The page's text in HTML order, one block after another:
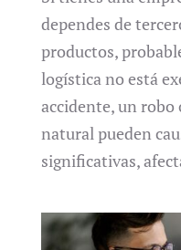
dependes de
productos,
logística no está
accidente, un robo
natural pueden
significativas,